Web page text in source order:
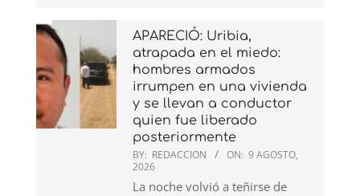
APARECIÓ: Uribia,
atrapada en el miedo:
hombres armados
irrumpen en una vivienda
y se llevan a conductor
quien fue liberado
posteriormente
BY: REDACCION ON: 9 AGOSTO,
2026
La noche volvió a teñirse de